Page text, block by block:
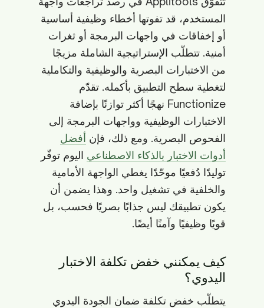
المستخدم، قد تفوتها أخطاء وظيفية أساسية
أو إخفاقات في واجهات البرمجة أو ثغرات
أمنية. تتطلّب الإستراتيجية الشاملة مزيجًا
من الاختبارات البصرية والوظيفية والتكاملية
لتغطية سطح التطبيق بأكمله. تقدّم
Functionize نهجًا أكثر توازنًا بإضافة
الاختبارات الوظيفية وواجهات البرمجة إلى
الفحوص البصرية. ومع ذلك، فإن أفضل
أدوات الاختبار بالذكاء الاصطناعي اليوم توفّر
توليدًا دُفعيًا موحّدًا يغطي الواجهة الأمامية
والخلفية في تشغيل واحد. وهذا يضمن أن
يكون تطبيقك ليس جذابًا بصريًا فحسب، بل
قويًا وظيفيًا وآمنًا أيضًا.
كيف يمكنني خفض تكلفة الاختبار
اليدوي؟
يتطلّب خفض تكلفة ضمان الجودة اليدوي